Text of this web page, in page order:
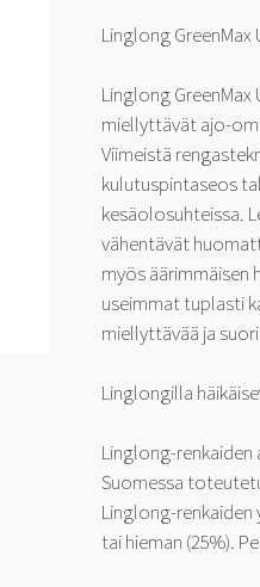
Linglong
Linglong
miellyttävät ajo-
Viimeistä
kulutuspintaseos
kesäolosuhteissa.
vähentävät
myös äärimmäisen
useimmat tuplasti
miellyttävää ja
Linglongilla
Linglong-
Suomessa
Linglong-
tai hieman (25%).